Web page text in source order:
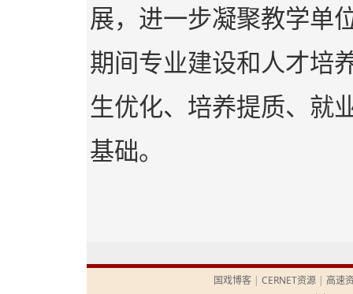
展，进一步凝聚教学单
期间专业建设和人才培
生优化、培养提质、就
基础。
国戏博客 | CERNET资源 | 高速